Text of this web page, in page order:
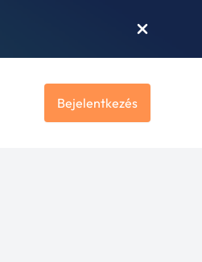
Bejelentkezés